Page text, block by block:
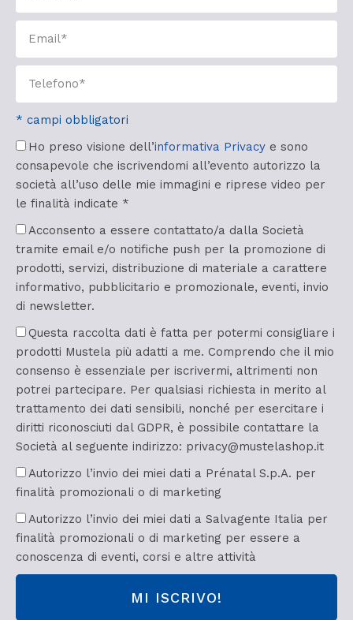
* campi obbligatori
Ho preso visione dell’informativa Privacy e sono
consapevole che iscrivendomi all’evento autorizzo la
società all’uso delle mie immagini e riprese video per
le finalità indicate *
Acconsento a essere contattato/a dalla Società
tramite email e/o notifiche push per la promozione di
prodotti, servizi, distribuzione di materiale a carattere
informativo, pubblicitario e promozionale, eventi, invio
di newsletter.
Questa raccolta dati è fatta per potermi consigliare i
prodotti Mustela più adatti a me. Comprendo che il mio
consenso è essenziale per iscrivermi, altrimenti non
potrei partecipare. Per qualsiasi richiesta in merito al
trattamento dei dati sensibili, nonché per esercitare i
diritti riconosciuti dal GDPR, è possibile contattare la
Società al seguente indirizzo: privacy@mustelashop.it
Autorizzo l’invio dei miei dati a Prénatal S.p.A. per
finalità promozionali o di marketing
Autorizzo l’invio dei miei dati a Salvagente Italia per
finalità promozionali o di marketing per essere a
conoscenza di eventi, corsi e altre attività
MI ISCRIVO!